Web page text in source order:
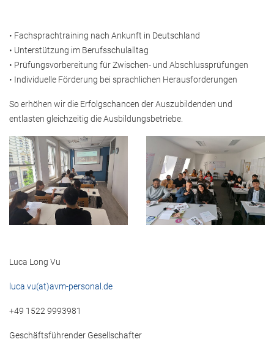
• Fachsprachtraining nach Ankunft in Deutschland
• Unterstützung im Berufsschulalltag
• Prüfungsvorbereitung für Zwischen- und Abschlussprüfungen
• Individuelle Förderung bei sprachlichen Herausforderungen
So erhöhen wir die Erfolgschancen der Auszubildenden und
entlasten gleichzeitig die Ausbildungsbetriebe.
Luca Long Vu
luca.vu(at)avm-personal.de
+49 1522 9993981
Geschäftsführender Gesellschafter